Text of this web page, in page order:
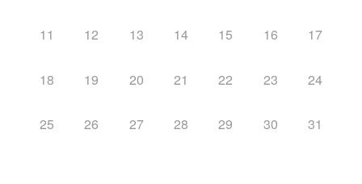
11 12 13 14 15 16 17
18 19 20 21 22 23 24
25 26 27 28 29 30 31